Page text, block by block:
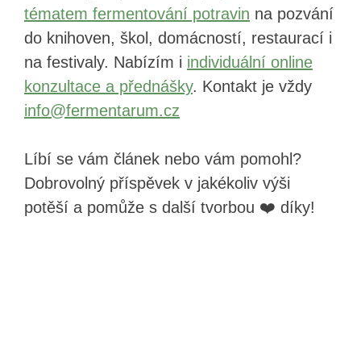
tématem fermentování potravin na pozvání
do knihoven, škol, domácností, restaurací i
na festivaly. Nabízím i individuální online
konzultace a přednášky. Kontakt je vždy
info@fermentarum.cz
Líbí se vám článek nebo vám pomohl?
Dobrovolný příspěvek v jakékoliv výši
potěší a pomůže s další tvorbou ❤️ díky!